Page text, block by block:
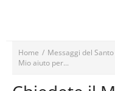
Home / Messaggi del
Mio aiuto per...